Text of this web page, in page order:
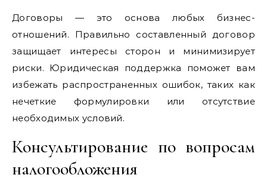
Договоры — это основа любых бизнес-
отношений. Правильно составленный договор
защищает интересы сторон и минимизирует
риски. Юридическая поддержка поможет вам
избежать распространенных ошибок, таких как
нечеткие формулировки или отсутствие
необходимых условий.
Консультирование по вопросам
налогообложения